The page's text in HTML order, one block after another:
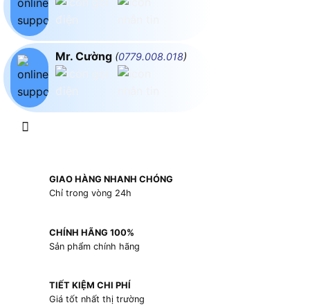
Mr. Cường (0779.008.018)
GIAO HÀNG NHANH CHÓNG
Chỉ trong vòng 24h
CHÍNH HÃNG 100%
Sản phẩm chính hãng
TIẾT KIỆM CHI PHÍ
Giá tốt nhất thị trường